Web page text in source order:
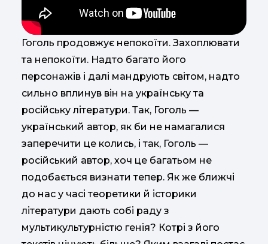
Гоголь продовжує непокоїти. Захоплювати
та непокоїти. Надто багато його
персонажів і далі мандрують світом, надто
сильно вплинув він на українську та
російську літератури. Так, Гоголь —
український автор, як би не намагалися
заперечити це колись, і так, Гоголь —
російський автор, хоч це багатьом не
подобається визнати тепер. Як же ближчі
до нас у часі теоретики й історики
літератури дають собі раду з
мультикультурністю генія? Котрі з його